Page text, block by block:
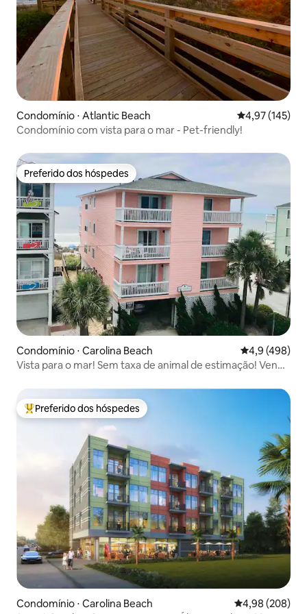
Condomínio ⋅ Atlantic Beach 4,97 de uma
4,97 (145)
Condomínio com vista para o mar - Pet-friendly!
Preferido dos hóspedes
Preferido dos hóspedes
Condomínio ⋅ Carolina Beach 4,9 de uma
4,9 (498)
Vista para o mar! Sem taxa de animal de estimação! Venha
Entre os melhores preferidos dos hóspedes
Preferido dos hóspedes
Condomínio ⋅ Carolina Beach 4,98 de uma
4,98 (208)